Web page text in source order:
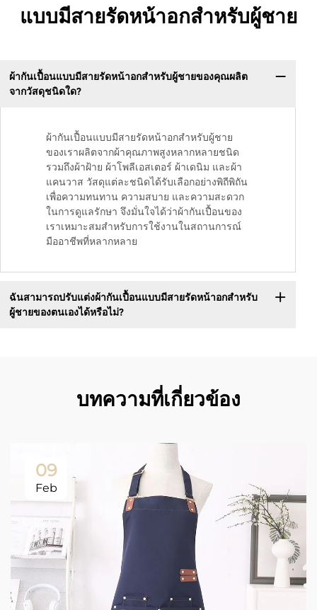
แบบมีสายรัดหน้าอกสำหรับผู้ชาย
ผ้ากันเปื้อนแบบมีสายรัดหน้าอกสำหรับผู้ชายของคุณผลิต
จากวัสดุชนิดใด?
ผ้ากันเปื้อนแบบมีสายรัดหน้าอกสำหรับผู้ชาย
ของเราผลิตจากผ้าคุณภาพสูงหลากหลายชนิด
รวมถึงผ้าฝ้าย ผ้าโพลีเอสเตอร์ ผ้าเดนิม และผ้า
แคนวาส วัสดุแต่ละชนิดได้รับเลือกอย่างพิถีพิถัน
เพื่อความทนทาน ความสบาย และความสะดวก
ในการดูแลรักษา จึงมั่นใจได้ว่าผ้ากันเปื้อนของ
เราเหมาะสมสำหรับการใช้งานในสถานการณ์
มืออาชีพที่หลากหลาย
ฉันสามารถปรับแต่งผ้ากันเปื้อนแบบมีสายรัดหน้าอกสำหรับ
ผู้ชายของตนเองได้หรือไม่?
บทความที่เกี่ยวข้อง
09
Feb